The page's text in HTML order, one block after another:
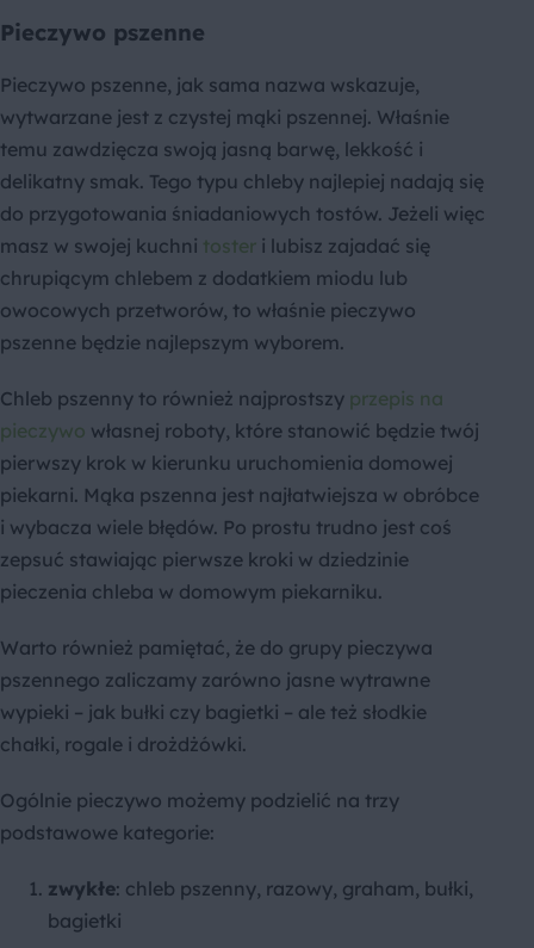
Pieczywo pszenne
Pieczywo pszenne, jak sama nazwa wskazuje,
wytwarzane jest z czystej mąki pszennej. Właśnie
temu zawdzięcza swoją jasną barwę, lekkość i
delikatny smak. Tego typu chleby najlepiej nadają się
do przygotowania śniadaniowych tostów. Jeżeli więc
masz w swojej kuchni toster i lubisz zajadać się
chrupiącym chlebem z dodatkiem miodu lub
owocowych przetworów, to właśnie pieczywo
pszenne będzie najlepszym wyborem.
Chleb pszenny to również najprostszy przepis na
pieczywo własnej roboty, które stanowić będzie twój
pierwszy krok w kierunku uruchomienia domowej
piekarni. Mąka pszenna jest najłatwiejsza w obróbce
i wybacza wiele błędów. Po prostu trudno jest coś
zepsuć stawiając pierwsze kroki w dziedzinie
pieczenia chleba w domowym piekarniku.
Warto również pamiętać, że do grupy pieczywa
pszennego zaliczamy zarówno jasne wytrawne
wypieki – jak bułki czy bagietki – ale też słodkie
chałki, rogale i drożdżówki.
Ogólnie pieczywo możemy podzielić na trzy
podstawowe kategorie:
zwykłe: chleb pszenny, razowy, graham, bułki,
bagietki